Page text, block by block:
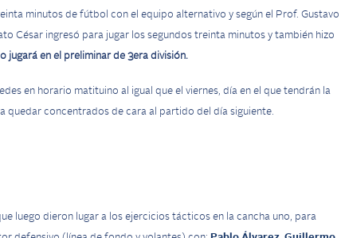
minutos de fútbol con el equipo alternativo y según el Prof. Gustavo
César ingresó para jugar los segundos treinta minutos y también hizo
jugará en el preliminar de 3era división.
en horario matituino al igual que el viernes, día en el que tendrán la
quedar concentrados de cara al partido del día siguiente.
luego dieron lugar a los ejercicios tácticos en la cancha uno, para